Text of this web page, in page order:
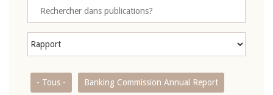
- Tous - Banking Commission Annual Report